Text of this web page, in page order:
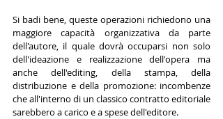
Si badi bene, queste operazioni richiedono una
maggiore capacità organizzativa da parte
dell'autore, il quale dovrà occuparsi non solo
dell'ideazione e realizzazione dell'opera ma
anche dell'editing, della stampa, della
distribuzione e della promozione: incombenze
che all'interno di un classico contratto editoriale
sarebbero a carico e a spese dell'editore.